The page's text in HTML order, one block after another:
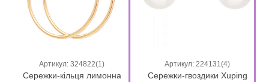
Артикул: 324822(1)
Сережки-кільця лимонна
Артикул: 224131(4)
Сережки-гвоздики Xuping